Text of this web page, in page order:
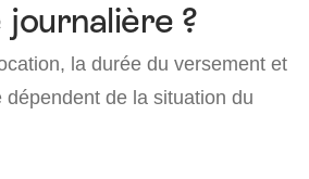
journalière ?
la durée du versement et
dépendent de la situation du